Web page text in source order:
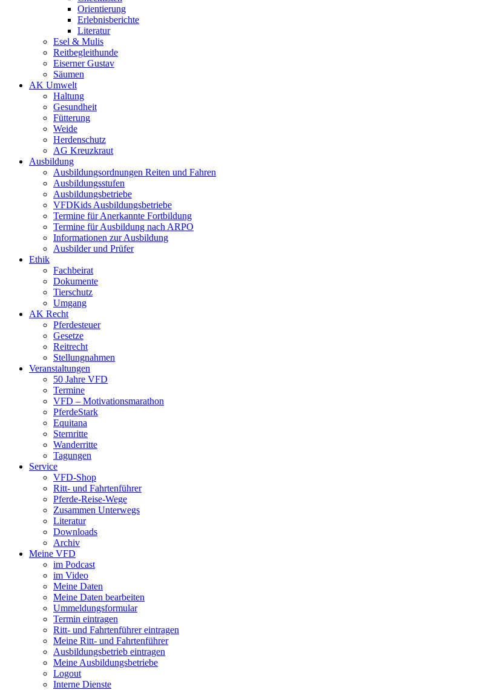
Orientierung
Erlebnisberichte
Literatur
Esel & Mulis
Reitbegleithunde
Eiserner Gustav
Säumen
AK Umwelt
Haltung
Gesundheit
Fütterung
Weide
Herdenschutz
AG Kreuzkraut
Ausbildung
Ausbildungsordnungen Reiten und Fahren
Ausbildungsstufen
Ausbildungsbetriebe
VFDKids Ausbildungsbetriebe
Termine für Anerkannte Fortbildung
Termine für Ausbildung nach ARPO
Informationen zur Ausbildung
Ausbilder und Prüfer
Ethik
Fachbeirat
Dokumente
Tierschutz
Umgang
AK Recht
Pferdesteuer
Gesetze
Reitrecht
Stellungnahmen
Veranstaltungen
50 Jahre VFD
Termine
VFD – Motivationsmarathon
PferdeStark
Equitana
Sternritte
Wanderritte
Tagungen
Service
VFD-Shop
Ritt- und Fahrtenführer
Pferde-Reise-Wege
Zusammen Unterwegs
Literatur
Downloads
Archiv
Meine VFD
im Podcast
im Video
Meine Daten
Meine Daten bearbeiten
Ummeldungsformular
Termin eintragen
Ritt- und Fahrtenführer eintragen
Meine Ritt- und Fahrtenführer
Ausbildungsbetrieb eintragen
Meine Ausbildungsbetriebe
Logout
Interne Dienste